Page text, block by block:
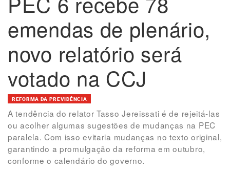
emendas de plenário,
novo relatório será
votado na CCJ
REFORMA DA PREVIDÊNCIA
A tendência do relator Tasso Jereissati é de rejeitá-las
ou acolher algumas sugestões de mudanças na PEC
paralela. Com isso evitaria mudanças no texto original,
garantindo a promulgação da reforma em outubro,
conforme o calendário do governo.